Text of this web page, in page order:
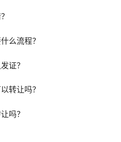
么流程？
证？
转让吗？
吗？